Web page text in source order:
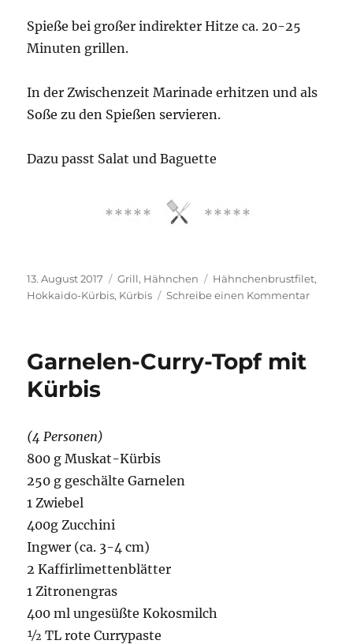
Spieße bei großer indirekter Hitze ca. 20-25
Minuten grillen.
In der Zwischenzeit Marinade erhitzen und als
Soße zu den Spießen servieren.
Dazu passt Salat und Baguette
Veröffentlicht
am
13. August 2017 Kategorien
Grill, Hähnchen Schlagwörter
Hähnchenbrustfilet,
Hokkaido-Kürbis, Kürbis Schreibe einen Kommentarzu
Garnelen-Curry-Topf mit
Kürbis
(4 Personen)
800 g Muskat-Kürbis
250 g geschälte Garnelen
1 Zwiebel
400g Zucchini
Ingwer (ca. 3-4 cm)
2 Kaffirlimettenblätter
1 Zitronengras
400 ml ungesüßte Kokosmilch
½ TL rote Currypaste